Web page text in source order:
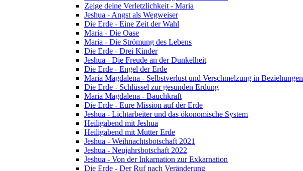
Zeige deine Verletzlichkeit - Maria
Jeshua - Angst als Wegweiser
Die Erde - Eine Zeit der Wahl
Maria - Die Oase
Maria - Die Strömung des Lebens
Die Erde - Drei Kinder
Jeshua - Die Freude an der Dunkelheit
Die Erde - Engel der Erde
Maria Magdalena - Selbstverlust und Verschmelzung in Beziehungen
Die Erde - Schlüssel zur gesunden Erdung
Maria Magdalena - Bauchkraft
Die Erde - Eure Mission auf der Erde
Jeshua - Lichtarbeiter und das ökonomische System
Heiligabend mit Jeshua
Heiligabend mit Mutter Erde
Jeshua - Weihnachtsbotschaft 2021
Jeshua - Neujahrsbotschaft 2022
Jeshua - Von der Inkarnation zur Exkarnation
Die Erde - Der Ruf nach Veränderung